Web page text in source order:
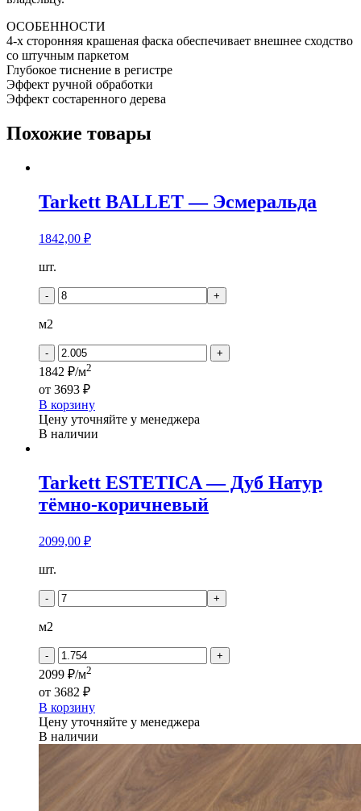
ОСОБЕННОСТИ
4-х сторонняя крашеная фаска обеспечивает внешнее сходство
со штучным паркетом
Глубокое тиснение в регистре
Эффект ручной обработки
Эффект состаренного дерева
Похожие товары
Tarkett BALLET — Эсмеральда
1842,00 ₽
Количество
Tarkett
-
шт.
- +
м2
- +
1842 ₽/м2
от 3693 ₽
В корзину
Цену уточняйте у менеджера
В наличии
Tarkett ESTETICA — Дуб Натур
тёмно-коричневый
2099,00 ₽
Количество
Tarkett
-
Натур
тёмно-
коричневый
шт.
- +
м2
- +
2099 ₽/м2
от 3682 ₽
В корзину
Цену уточняйте у менеджера
В наличии